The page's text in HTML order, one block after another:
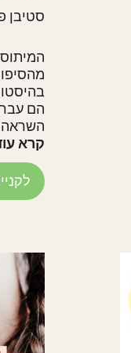
סטיבן
הם
השראה
קרא